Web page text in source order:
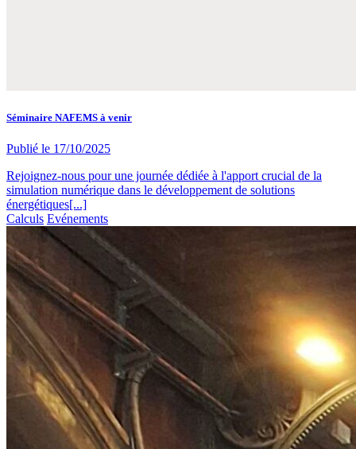
Séminaire NAFEMS à venir
Publié le 17/10/2025
Rejoignez-nous pour une journée dédiée à l'apport crucial de la
simulation numérique dans le développement de solutions
énergétiques[...]
Calculs Evénements